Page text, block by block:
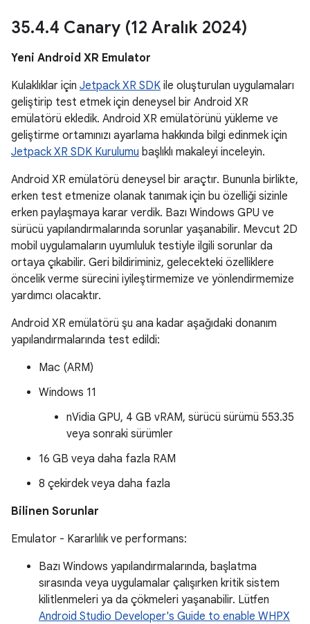
35.4.4 Canary (12 Aralık 2024)
Yeni Android XR Emulator
Kulaklıklar için Jetpack XR SDK ile oluşturulan uygulamaları
geliştirip test etmek için deneysel bir Android XR
emülatörü ekledik. Android XR emülatörünü yükleme ve
geliştirme ortamınızı ayarlama hakkında bilgi edinmek için
Jetpack XR SDK Kurulumu başlıklı makaleyi inceleyin.
Android XR emülatörü deneysel bir araçtır. Bununla birlikte,
erken test etmenize olanak tanımak için bu özelliği sizinle
erken paylaşmaya karar verdik. Bazı Windows GPU ve
sürücü yapılandırmalarında sorunlar yaşanabilir. Mevcut 2D
mobil uygulamaların uyumluluk testiyle ilgili sorunlar da
ortaya çıkabilir. Geri bildiriminiz, gelecekteki özelliklere
öncelik verme sürecini iyileştirmemize ve yönlendirmemize
yardımcı olacaktır.
Android XR emülatörü şu ana kadar aşağıdaki donanım
yapılandırmalarında test edildi:
Mac (ARM)
Windows 11
nVidia GPU, 4 GB vRAM, sürücü sürümü 553.35
veya sonraki sürümler
16 GB veya daha fazla RAM
8 çekirdek veya daha fazla
Bilinen Sorunlar
Emulator - Kararlılık ve performans:
Bazı Windows yapılandırmalarında, başlatma
sırasında veya uygulamalar çalışırken kritik sistem
kilitlenmeleri ya da çökmeleri yaşanabilir. Lütfen
Android Studio Developer's Guide to enable WHPX